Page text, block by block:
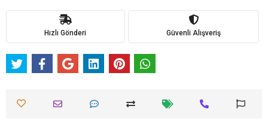
Hızlı Gönderi Güvenli Alışveriş